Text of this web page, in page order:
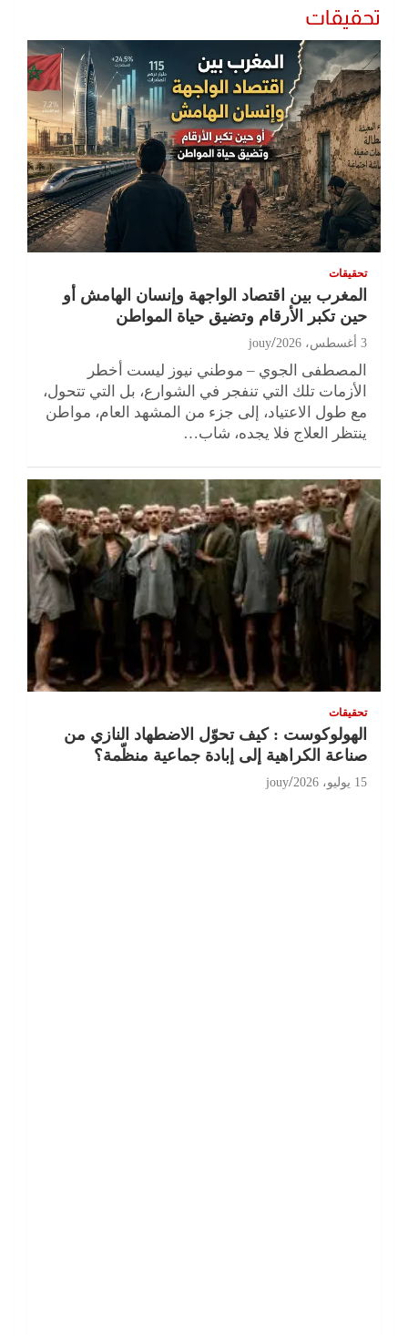
تحقيقات
تحقيقات
المغرب بين اقتصاد الواجهة وإنسان الهامش أو
حين تكبر الأرقام وتضيق حياة المواطن
3 أغسطس، 2026 jouy
المصطفى الجوي – موطني نيوز ليست أخطر
الأزمات تلك التي تنفجر في الشوارع، بل التي تتحول،
مع طول الاعتياد، إلى جزء من المشهد العام، مواطن
ينتظر العلاج فلا يجده، شاب…
تحقيقات
الهولوكوست : كيف تحوّل الاضطهاد النازي من
صناعة الكراهية إلى إبادة جماعية منظّمة؟
15 يوليو، 2026 jouy